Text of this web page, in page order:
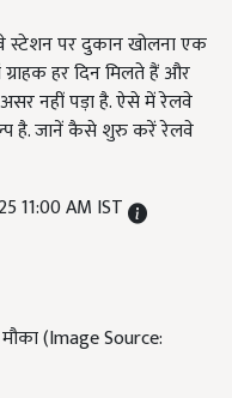
स्टेशन पर दुकान खोलना एक
हर दिन मिलते हैं और
नहीं पड़ा है. ऐसे में रेलवे
है. जानें कैसे शुरु करें रेलवे
11:00 AM IST
(Image Source: